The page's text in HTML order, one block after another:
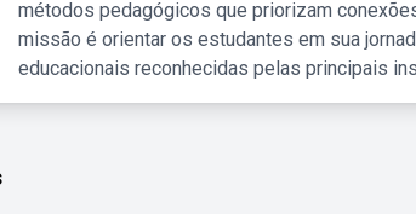
métodos pedagógicos que priorizam
missão é orientar os estudantes em sua
educacionais reconhecidas pelas principais